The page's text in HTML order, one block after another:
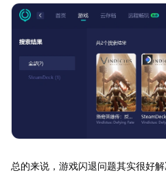
总的来说，游戏闪退问题其实很好